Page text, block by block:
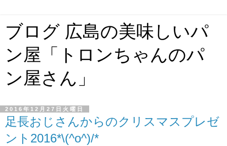
ブログ 広島の美味しいパ
ン屋「トロンちゃんのパ
ン屋さん」
2016年12月27日火曜日
足長おじさんからのクリスマスプレゼ
ント2016*\(^o^)/*